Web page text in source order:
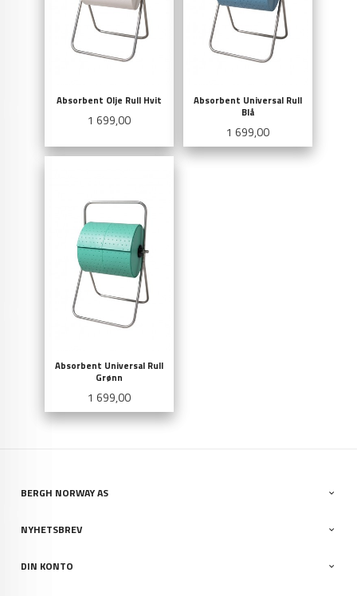
Absorbent Olje Rull Hvit
Pris
1 699,00
Absorbent Universal Rull
Blå
Pris
1 699,00
Absorbent Universal Rull
Grønn
Pris
1 699,00
BERGH NORWAY AS
NYHETSBREV
DIN KONTO